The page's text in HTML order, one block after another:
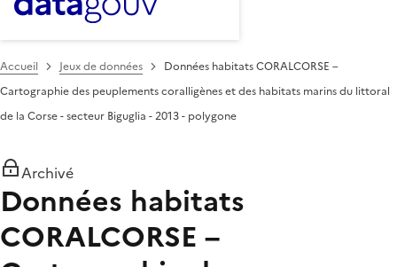
Accueil Jeux de données
Données habitats CORALCORSE –
Cartographie des peuplements coralligènes et des habitats marins du littoral
de la Corse - secteur Biguglia - 2013 - polygone
Archivé
Données habitats
CORALCORSE –